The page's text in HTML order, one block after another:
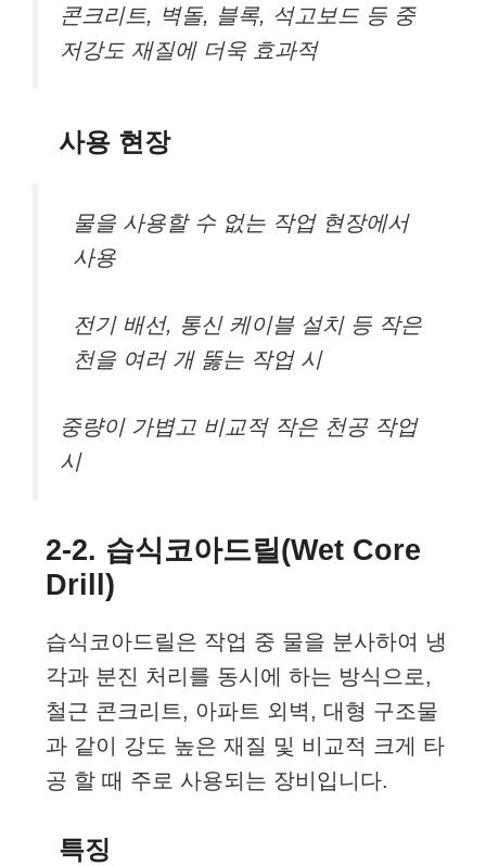
콘크리트, 벽돌, 블록, 석고보드 등 중
저강도 재질에 더욱 효과적
사용 현장
물을 사용할 수 없는 작업 현장에서
사용
전기 배선, 통신 케이블 설치 등 작은
천을 여러 개 뚫는 작업 시
중량이 가볍고 비교적 작은 천공 작업
시
2-2. 습식코아드릴(Wet Core
Drill)
습식코아드릴은 작업 중 물을 분사하여 냉
각과 분진 처리를 동시에 하는 방식으로,
철근 콘크리트, 아파트 외벽, 대형 구조물
과 같이 강도 높은 재질 및 비교적 크게 타
공 할 때 주로 사용되는 장비입니다.
특징